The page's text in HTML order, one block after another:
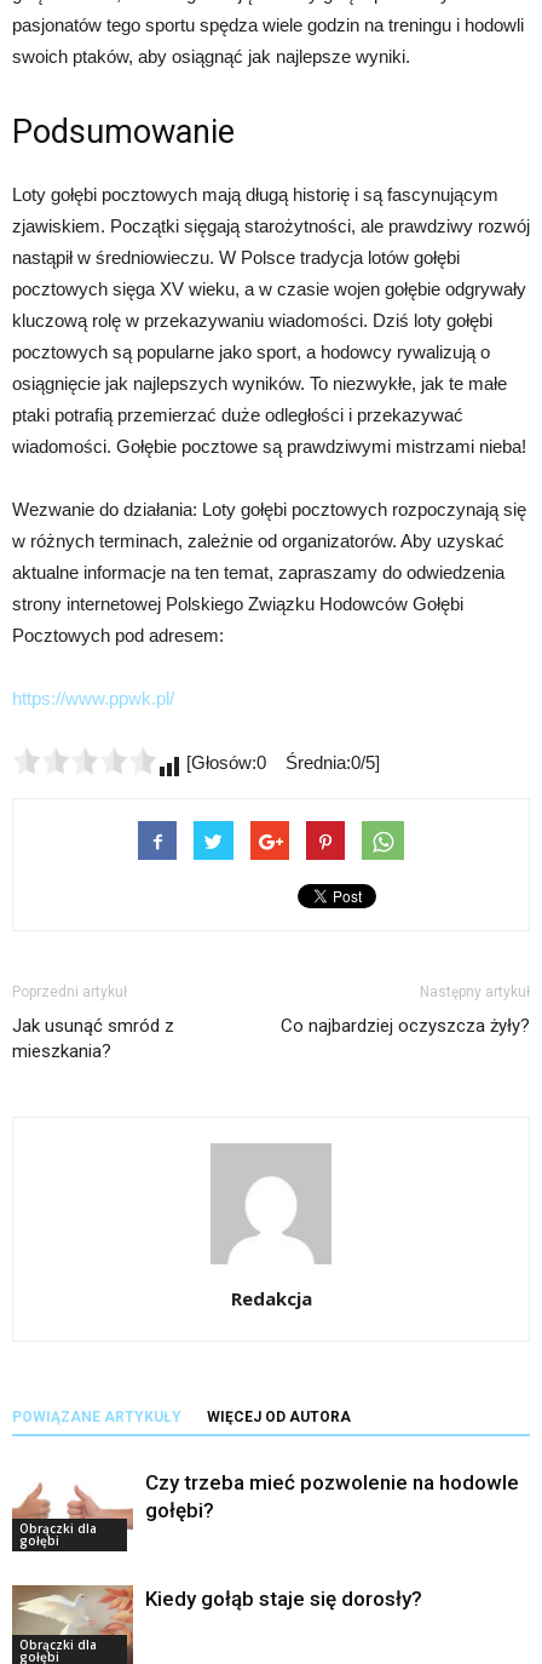
pasjonatów tego sportu spędza wiele godzin na treningu i hodowli
swoich ptaków, aby osiągnąć jak najlepsze wyniki.
Podsumowanie
Loty gołębi pocztowych mają długą historię i są fascynującym
zjawiskiem. Początki sięgają starożytności, ale prawdziwy rozwój
nastąpił w średniowieczu. W Polsce tradycja lotów gołębi
pocztowych sięga XV wieku, a w czasie wojen gołębie odgrywały
kluczową rolę w przekazywaniu wiadomości. Dziś loty gołębi
pocztowych są popularne jako sport, a hodowcy rywalizują o
osiągnięcie jak najlepszych wyników. To niezwykłe, jak te małe
ptaki potrafią przemierzać duże odległości i przekazywać
wiadomości. Gołębie pocztowe są prawdziwymi mistrzami nieba!
Wezwanie do działania: Loty gołębi pocztowych rozpoczynają się
w różnych terminach, zależnie od organizatorów. Aby uzyskać
aktualne informacje na ten temat, zapraszamy do odwiedzenia
strony internetowej Polskiego Związku Hodowców Gołębi
Pocztowych pod adresem:
https://www.ppwk.pl/
[Głosów:0 Średnia:0/5]
Poprzedni artykuł
Jak usunąć smród z
mieszkania?
Następny artykuł
Co najbardziej oczyszcza żyły?
Redakcja
POWIĄZANE ARTYKUŁY WIĘCEJ OD AUTORA
Obrączki dla
gołębi
Czy trzeba mieć pozwolenie na hodowle
gołębi?
Obrączki dla
gołębi
Kiedy gołąb staje się dorosły?